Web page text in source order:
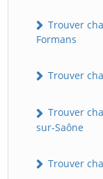
Trouver
Formans
Trouver
Trouver
sur-Saône
Trouver